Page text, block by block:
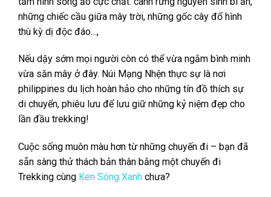
những chiếc cầu giữa mây trời, những gốc cây đổ hình
thù kỳ dị độc đáo…,
Nếu dậy sớm mọi người còn có thể vừa ngắm bình minh
vừa săn mây ở đây. Núi Mạng Nhện thực sự là nơi
philippines du lịch hoàn hảo cho những tín đồ thích sự
di chuyển, phiêu lưu để lưu giữ những kỷ niệm đẹp cho
lần đầu trekking!
Cuộc sống muôn màu hơn từ những chuyến đi – bạn đã
sẵn sàng thử thách bản thân bằng một chuyến đi
Trekking cùng Ken Sóng Xanh chưa?